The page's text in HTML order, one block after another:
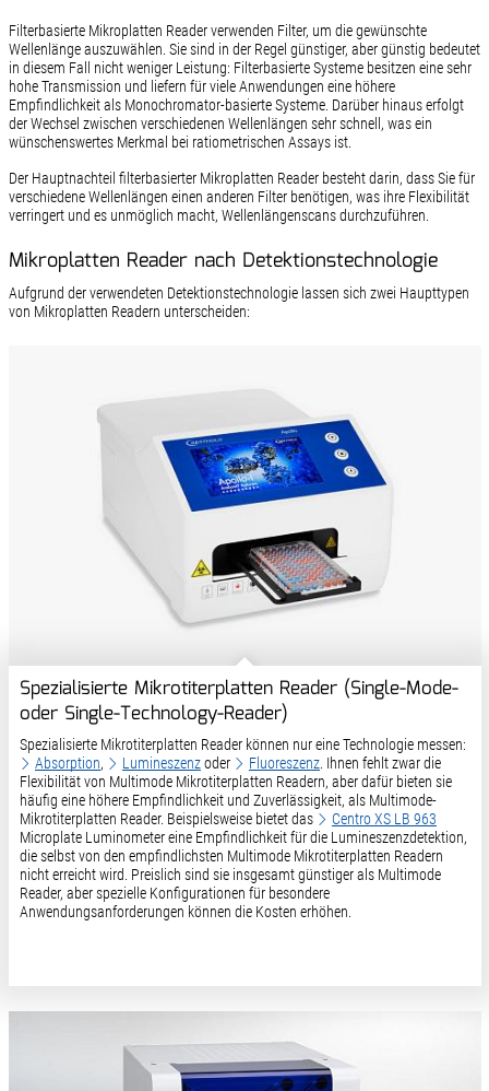
Filterbasierte Mikroplatten Reader verwenden Filter, um die gewünschte
Wellenlänge auszuwählen. Sie sind in der Regel günstiger, aber günstig bedeutet
in diesem Fall nicht weniger Leistung: Filterbasierte Systeme besitzen eine sehr
hohe Transmission und liefern für viele Anwendungen eine höhere
Empfindlichkeit als Monochromator-basierte Systeme. Darüber hinaus erfolgt
der Wechsel zwischen verschiedenen Wellenlängen sehr schnell, was ein
wünschenswertes Merkmal bei ratiometrischen Assays ist.
Der Hauptnachteil filterbasierter Mikroplatten Reader besteht darin, dass Sie für
verschiedene Wellenlängen einen anderen Filter benötigen, was ihre Flexibilität
verringert und es unmöglich macht, Wellenlängenscans durchzuführen.
Mikroplatten Reader nach Detektionstechnologie
Aufgrund der verwendeten Detektionstechnologie lassen sich zwei Haupttypen
von Mikroplatten Readern unterscheiden:
Spezialisierte Mikrotiterplatten Reader (Single-Mode-
oder Single-Technology-Reader)
Spezialisierte Mikrotiterplatten Reader können nur eine Technologie messen:
Absorption, Lumineszenzoder Fluoreszenz. Ihnen fehlt zwar die
Flexibilität von Multimode Mikrotiterplatten Readern, aber dafür bieten sie
häufig eine höhere Empfindlichkeit und Zuverlässigkeit, als Multimode-
Mikrotiterplatten Reader. Beispielsweise bietet das
Centro XS LB 963
Microplate Luminometer eine Empfindlichkeit für die Lumineszenzdetektion,
die selbst von den empfindlichsten Multimode Mikrotiterplatten Readern
nicht erreicht wird. Preislich sind sie insgesamt günstiger als Multimode
Reader, aber spezielle Konfigurationen für besondere
Anwendungsanforderungen können die Kosten erhöhen.